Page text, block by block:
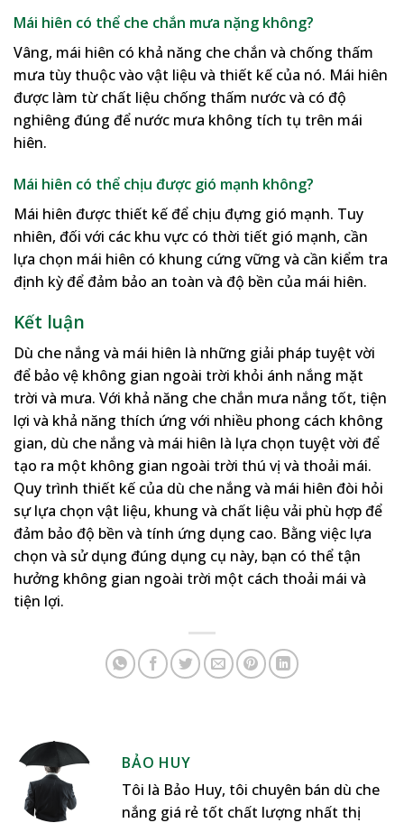
Mái hiên có thể che chắn mưa nặng không?
Vâng, mái hiên có khả năng che chắn và chống thấm
mưa tùy thuộc vào vật liệu và thiết kế của nó. Mái hiên
được làm từ chất liệu chống thấm nước và có độ
nghiêng đúng để nước mưa không tích tụ trên mái
hiên.
Mái hiên có thể chịu được gió mạnh không?
Mái hiên được thiết kế để chịu đựng gió mạnh. Tuy
nhiên, đối với các khu vực có thời tiết gió mạnh, cần
lựa chọn mái hiên có khung cứng vững và cần kiểm tra
định kỳ để đảm bảo an toàn và độ bền của mái hiên.
Kết luận
Dù che nắng và mái hiên là những giải pháp tuyệt vời
để bảo vệ không gian ngoài trời khỏi ánh nắng mặt
trời và mưa. Với khả năng che chắn mưa nắng tốt, tiện
lợi và khả năng thích ứng với nhiều phong cách không
gian, dù che nắng và mái hiên là lựa chọn tuyệt vời để
tạo ra một không gian ngoài trời thú vị và thoải mái.
Quy trình thiết kế của dù che nắng và mái hiên đòi hỏi
sự lựa chọn vật liệu, khung và chất liệu vải phù hợp để
đảm bảo độ bền và tính ứng dụng cao. Bằng việc lựa
chọn và sử dụng đúng dụng cụ này, bạn có thể tận
hưởng không gian ngoài trời một cách thoải mái và
tiện lợi.
BẢO HUY
Tôi là Bảo Huy, tôi chuyên bán dù che
nắng giá rẻ tốt chất lượng nhất thị